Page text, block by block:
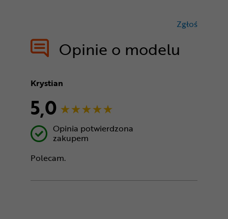
Opinie o modelu
Zgłoś
Krystian
5,0
Opinia potwierdzona
zakupem
Polecam.